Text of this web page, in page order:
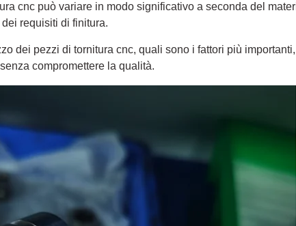
cnc può variare in modo significativo a seconda del
requisiti di finitura.
dei pezzi di tornitura cnc, quali sono i fattori più
compromettere la qualità.